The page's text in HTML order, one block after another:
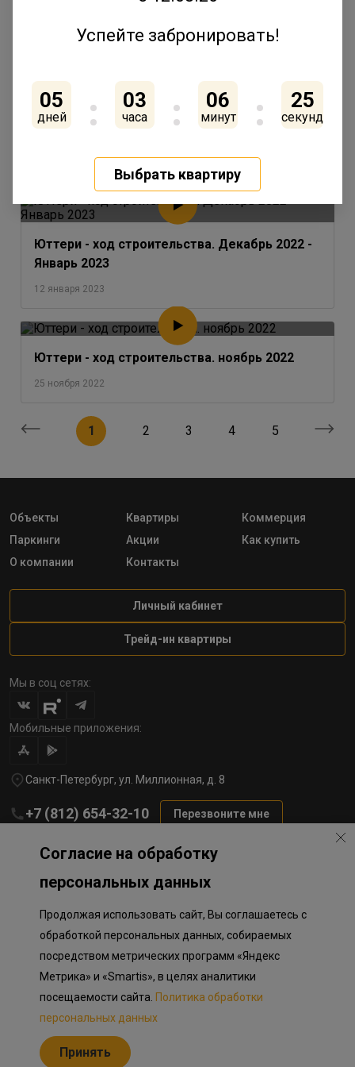
ГК «Ленстройтрест» утвердила концепцию
благоустройства внутренней территории
одного из последних домов в квартале
17 февраля 2023
Юттери - ход строительства. Декабрь 2022 -
Январь 2023
12 января 2023
Юттери - ход строительства. ноябрь 2022
25 ноября 2022
1 2 3 4 5
Объекты Квартиры
Коммерция
Паркинги
Акции
Как купить
О компании
Контакты
Личный кабинет
Трейд-ин квартиры
Мы в соц сетях:
Мобильные приложения:
Санкт-Петербург, ул. Миллионная, д. 8
+7 (812) 654-32-10 Перезвоните мне
Политика обработки персональных данных
Информация о плановом направлении средств
на строительство соц.объектов в Окле
Приложение к программе лояльности
Разработка сайта «Пикмедиа»
Информация, представленная на сайте, носит исключительно
ознакомительный характер, не является публичной офертой,
Российской Федерации. Представленные изображения объектов
долевого строительства носят предварительный ознакомительный
Успейте забронировать!
05
дней
03
часа
06
минут
25
секунд
Выбрать квартиру
Согласие на обработку
персональных данных
Продолжая использовать сайт, Вы соглашаетесь с
обработкой персональных данных, собираемых
посредством метрических программ «Яндекс
Метрика» и «Smartis», в целях аналитики
посещаемости сайта. Политика обработки
персональных данных
Принять